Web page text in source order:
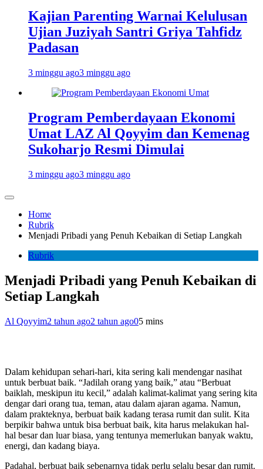
Kajian Parenting Warnai Kelulusan
Ujian Juziyah Santri Griya Tahfidz
Padasan
3 minggu ago3 minggu ago
Program Pemberdayaan Ekonomi
Umat LAZ Al Qoyyim dan Kemenag
Sukoharjo Resmi Dimulai
3 minggu ago3 minggu ago
Home
Rubrik
Menjadi Pribadi yang Penuh Kebaikan di Setiap Langkah
Rubrik
Menjadi Pribadi yang Penuh Kebaikan di
Setiap Langkah
Al Qoyyim2 tahun ago2 tahun ago05 mins
Dalam kehidupan sehari-hari, kita sering kali mendengar nasihat
untuk berbuat baik. “Jadilah orang yang baik,” atau “Berbuat
baiklah, meskipun itu kecil,” adalah kalimat-kalimat yang sering kita
dengar dari orang tua, teman, atau dalam ajaran agama. Namun,
dalam prakteknya, berbuat baik kadang terasa rumit dan sulit. Kita
berpikir bahwa untuk bisa berbuat baik, kita harus melakukan hal-
hal besar dan luar biasa, yang tentunya memerlukan banyak waktu,
energi, dan kadang biaya.
Padahal, berbuat baik sebenarnya tidak perlu selalu besar dan rumit.